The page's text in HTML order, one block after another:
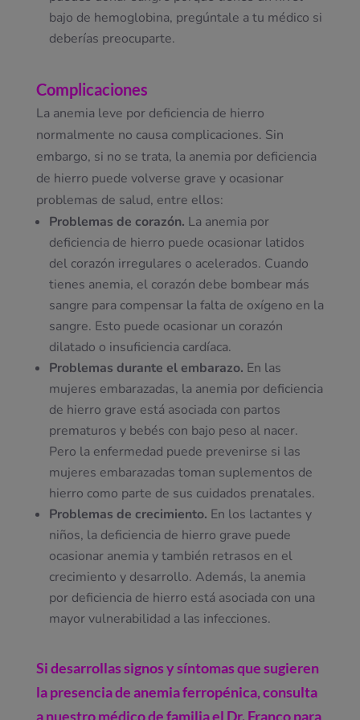
bajo de hemoglobina, pregúntale a tu médico si
deberías preocuparte.
Complicaciones
La anemia leve por deficiencia de hierro
normalmente no causa complicaciones. Sin
embargo, si no se trata, la anemia por deficiencia
de hierro puede volverse grave y ocasionar
problemas de salud, entre ellos:
Problemas de corazón. La anemia por
deficiencia de hierro puede ocasionar latidos
del corazón irregulares o acelerados. Cuando
tienes anemia, el corazón debe bombear más
sangre para compensar la falta de oxígeno en la
sangre. Esto puede ocasionar un corazón
dilatado o insuficiencia cardíaca.
Problemas durante el embarazo. En las
mujeres embarazadas, la anemia por deficiencia
de hierro grave está asociada con partos
prematuros y bebés con bajo peso al nacer.
Pero la enfermedad puede prevenirse si las
mujeres embarazadas toman suplementos de
hierro como parte de sus cuidados prenatales.
Problemas de crecimiento. En los lactantes y
niños, la deficiencia de hierro grave puede
ocasionar anemia y también retrasos en el
crecimiento y desarrollo. Además, la anemia
por deficiencia de hierro está asociada con una
mayor vulnerabilidad a las infecciones.
Si desarrollas signos y síntomas que sugieren
la presencia de anemia ferropénica, consulta
a nuestro médico de familia el Dr. Franco para